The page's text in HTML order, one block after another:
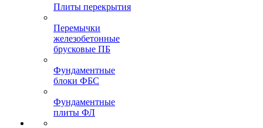
Плиты перекрытия
Перемычки
железобетонные
брусковые ПБ
Фундаментные
блоки ФБС
Фундаментные
плиты ФЛ